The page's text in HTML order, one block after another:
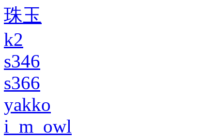
珠玉
k2
s346
s366
yakko
i_m_owl